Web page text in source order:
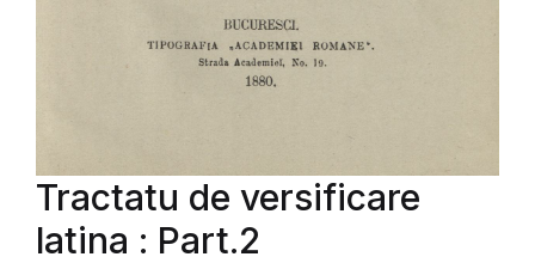
Tractatu de versificare
latina : Part.2